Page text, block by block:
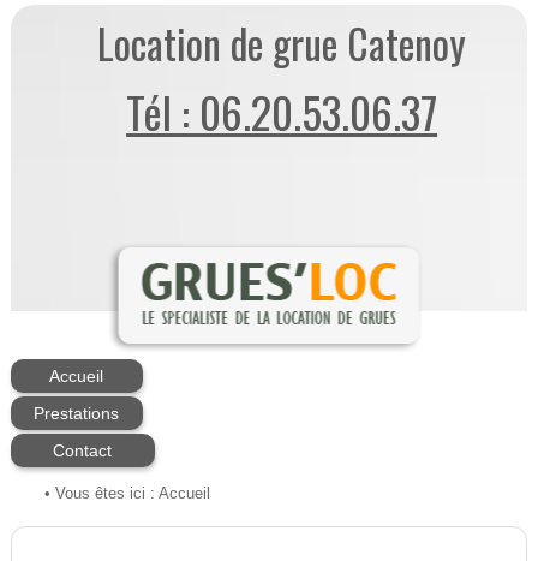
Location de grue Catenoy
Tél : 06.20.53.06.37
Accueil
Prestations
Contact
• Vous êtes ici : Accueil